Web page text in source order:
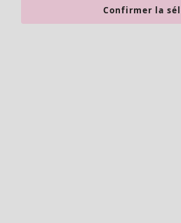
Confirmer la